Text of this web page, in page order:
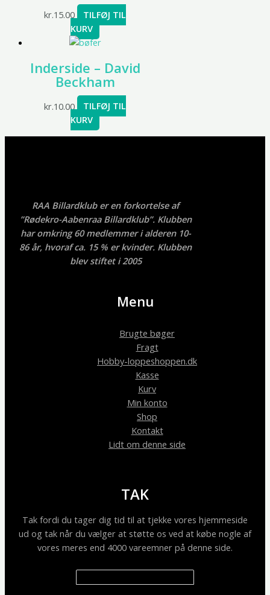
kr.15.00
TILFØJ TIL
KURV
Inderside – David
Beckham
kr.10.00
TILFØJ TIL
KURV
RAA Billardklub er en forkortelse af
”Rødekro-Aabenraa Billardklub”. Klubben
har omkring 60 medlemmer i alderen 10-
86 år, hvoraf ca. 15 % er kvinder. Klubben
blev stiftet i 2005
Menu
Brugte bøger
Fragt
Hobby-loppeshoppen.dk
Kasse
Kurv
Min konto
Shop
Kontakt
Lidt om denne side
TAK
Tak fordi du tager dig tid til at tjekke vores hjemmeside
ud og tak når du vælger at støtte os ved at købe nogle af
vores meres end 4000 vareemner på denne side.